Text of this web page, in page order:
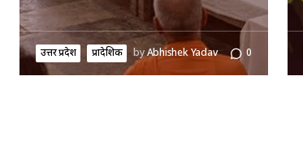
उत्तर प्रदेश प्रादेशिक byAbhishek Yadav 0